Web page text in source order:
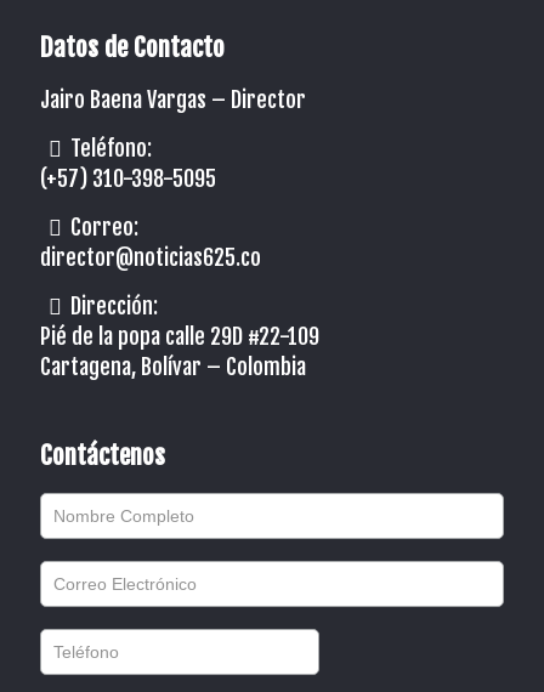
Datos de Contacto
Jairo Baena Vargas – Director
Teléfono:
(+57) 310-398-5095
Correo:
director@noticias625.co
Dirección:
Pié de la popa calle 29D #22-109
Cartagena, Bolívar – Colombia
Contáctenos